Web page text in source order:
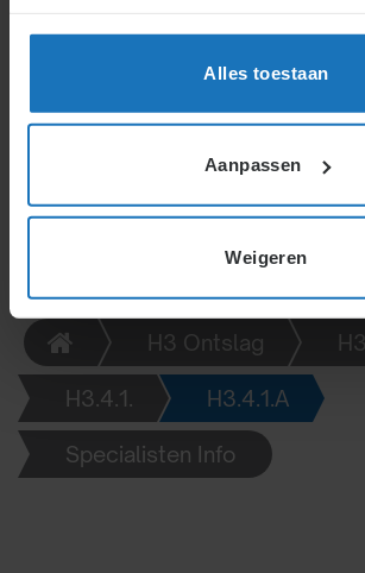
Alles toestaan
Aanpassen
Weigeren
gedeeltelijk arbeidsongeschikten
“eigen arbeid.” Het
H3 Ontslag
H3.4.1. H3.4.1.A
Specialisten Info